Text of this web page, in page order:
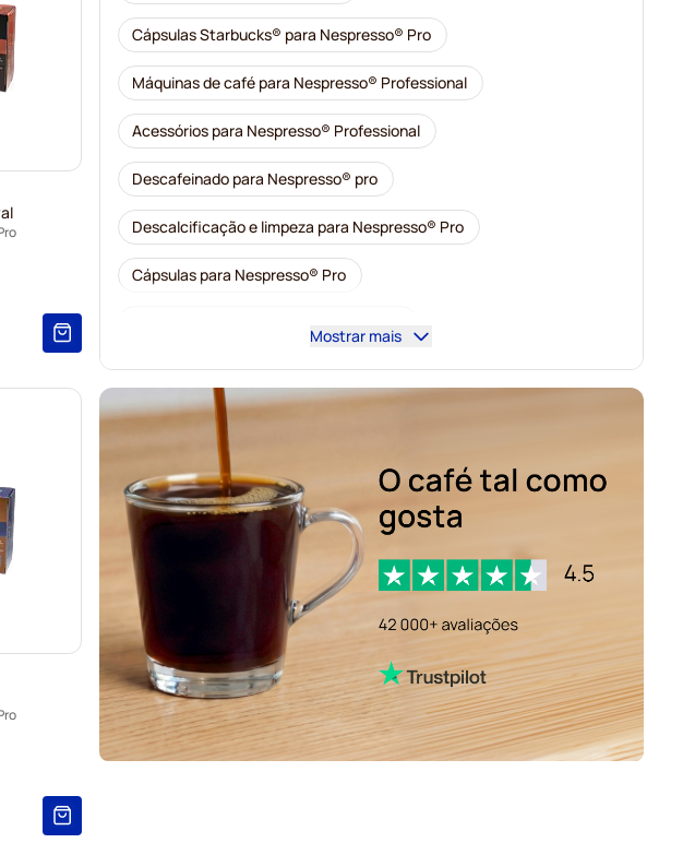
Cápsulas Starbucks® para Nespresso® Pro
Máquinas de café para Nespresso® Professional
Acessórios para Nespresso® Professional
Descafeinado para Nespresso® pro
Descalcificação e limpeza para Nespresso® Pro
Cápsulas para Nespresso® Pro
Cápsulas de café para Nespresso® pro
Kaffekapslen para Nespresso® Professional
Mostrar mais